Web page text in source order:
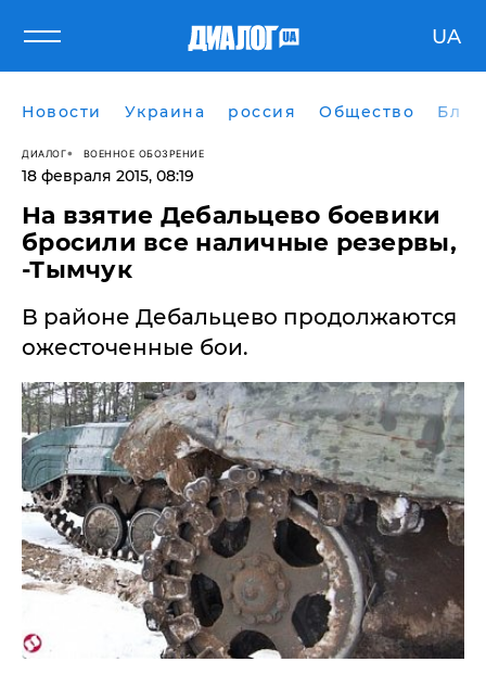
UA
Новости Украина россия Общество
ДИАЛОГ ВОЕННОЕ ОБОЗРЕНИЕ
18 февраля 2015, 08:19
На взятие Дебальцево боевики
бросили все наличные резервы,
-Тымчук
В районе Дебальцево продолжаются
ожесточенные бои.